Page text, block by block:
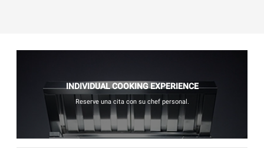
INDIVIDUAL COOKING EXPERIENCE
Reserve una cita con su chef personal.